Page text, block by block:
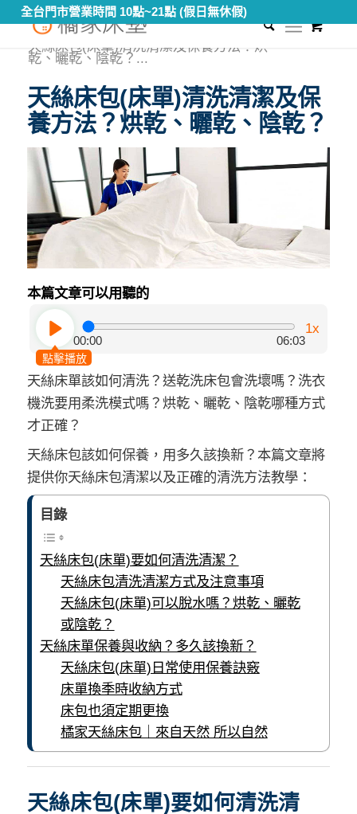
全台門市營業時間 10點~21點 (假日無休假)
您現在的位置： 首頁 /知識專區 /床包知識
天絲床包(床單)清洗清潔及保養方法？烘
乾、曬乾、陰乾？...
天絲床包(床單)清洗清潔及保
養方法？烘乾、曬乾、陰乾？
本篇文章可以用聽的
點擊播放
00:00 06:03
1x
天絲床單該如何清洗？送乾洗床包會洗壞嗎？洗衣
機洗要用柔洗模式嗎？烘乾、曬乾、陰乾哪種方式
才正確？
天絲床包該如何保養，用多久該換新？本篇文章將
提供你天絲床包清潔以及正確的清洗方法教學：
目錄
天絲床包(床單)要如何清洗清潔？
天絲床包清洗清潔方式及注意事項
天絲床包(床單)可以脫水嗎？烘乾、曬乾
或陰乾？
天絲床單保養與收納？多久該換新？
天絲床包(床單)日常使用保養訣竅
床單換季時收納方式
床包也須定期更換
橘家天絲床包｜來自天然 所以自然
天絲床包(床單)要如何清洗清